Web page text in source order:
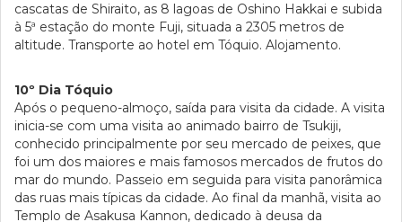
cascatas de Shiraito, as 8 lagoas de Oshino Hakkai e subida
à 5ª estação do monte Fuji, situada a 2305 metros de
altitude. Transporte ao hotel em Tóquio. Alojamento.
10º Dia Tóquio
Após o pequeno-almoço, saída para visita da cidade. A visita
inicia-se com uma visita ao animado bairro de Tsukiji,
conhecido principalmente por seu mercado de peixes, que
foi um dos maiores e mais famosos mercados de frutos do
mar do mundo. Passeio em seguida para visita panorâmica
das ruas mais típicas da cidade. Ao final da manhã, visita ao
Templo de Asakusa Kannon, dedicado à deusa da